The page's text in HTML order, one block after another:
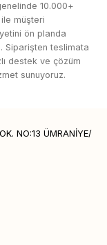
10.000+
müşteri
ön planda
Siparişten teslimata
destek ve çözüm
sunuyoruz.
NO:13 ÜMRANİYE/